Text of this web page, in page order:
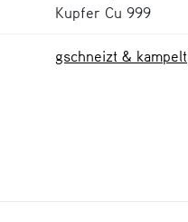
Kupfer Cu 999
gschneizt & kampelt